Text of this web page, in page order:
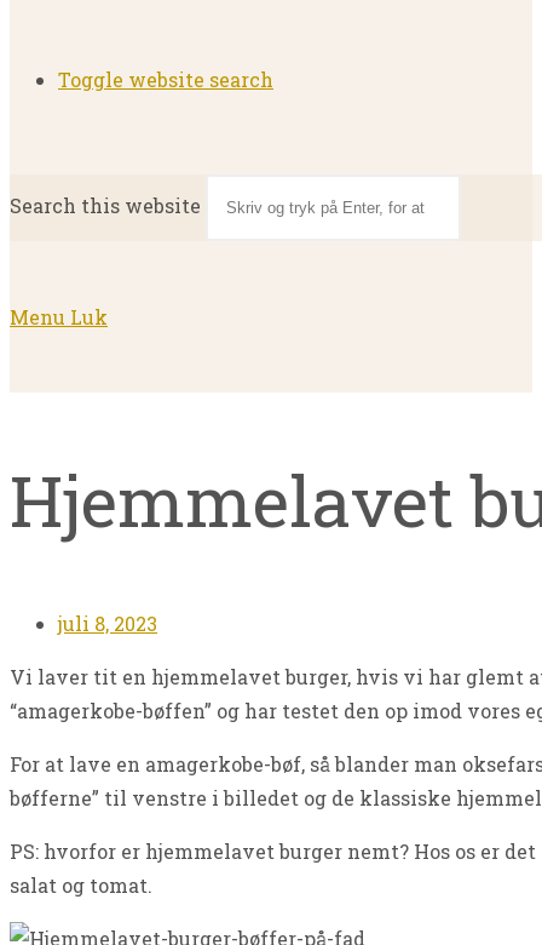
Toggle website search
Search this website
Menu Luk
Hjemmelavet
juli 8, 2023
Vi laver tit en hjemmelavet burger, hvis vi har glemt
“amagerkobe-bøffen” og har testet den op imod vores
For at lave en amagerkobe-bøf, så blander man
bøfferne” til venstre i billedet og de klassiske
PS: hvorfor er hjemmelavet burger nemt? Hos os er
salat og tomat.